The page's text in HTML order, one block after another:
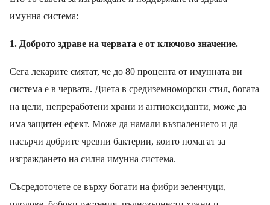
имунна система:
1. Доброто здраве на червата е от ключово значение.
Сега лекарите смятат, че до 80 процента от имунната ви
система е в червата. Диета в средиземноморски стил, богата
на цели, непреработени храни и антиоксиданти, може да
има защитен ефект. Може да намали възпалението и да
насърчи добрите чревни бактерии, които помагат за
изграждането на силна имунна система.
Съсредоточете се върху богати на фибри зеленчуци,